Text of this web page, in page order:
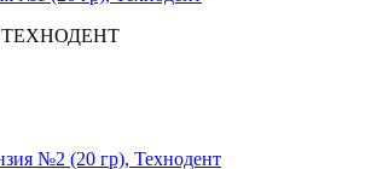
| ТЕХНОДЕНТ